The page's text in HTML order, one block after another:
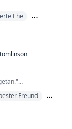
wieder in mein
dir."
Ehe
Freund